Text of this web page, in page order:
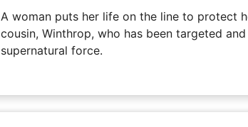
A woman puts her life on the line to protect
cousin, Winthrop, who has been targeted
supernatural force.